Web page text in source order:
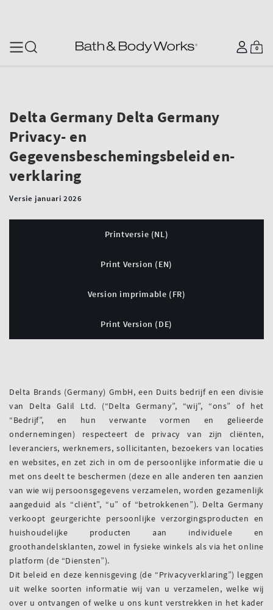
Log
in
Cart
0
0
items
Delta Germany Delta Germany
Privacy- en
Gegevensbeschemingsbeleid en-
verklaring
Versie januari 2026
Printversie (NL)
Print Version (EN)
Version imprimable (FR)
Print Version (DE)
Delta Brands (Germany) GmbH, een Duits bedrijf en een divisie
van Delta Galil Ltd. (“Delta Germany”, “wij”, “ons” of het
“Bedrijf”, en hun verwante vormen en gelieerde
ondernemingen) respecteert de privacy van zijn cliënten,
leveranciers, werknemers, sollicitanten, bezoekers van locaties
en websites, en zet zich in om de persoonlijke informatie die u
met ons deelt te beschermen (deze en alle anderen ten aanzien
van wie wij persoonsgegevens verzamelen, worden gezamenlijk
aangeduid als “cliënt”, “u” of “betrokkenen”). Delta Germany
verkoopt geurgerichte persoonlijke verzorgingsproducten en
huishoudelijke producten aan individuele en
groothandelsklanten, zowel in fysieke winkels als via het online
platform (de “Diensten”).
Dit beleid en deze kennisgeving (de “Privacyverklaring”) leggen
uit welke soorten informatie wij van u verzamelen, welke wij
over u ontvangen of welke u ons kunt verstrekken in het kader